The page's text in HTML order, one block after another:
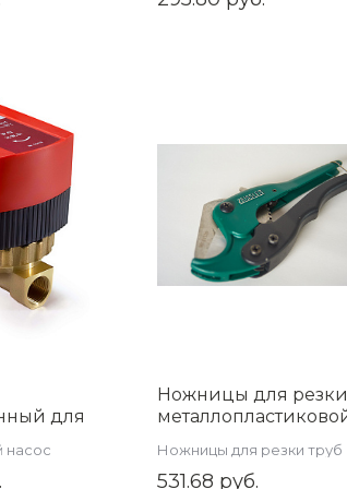
для
насос
Ножницы для резки
Ножницы для резки труб
531.68 руб.